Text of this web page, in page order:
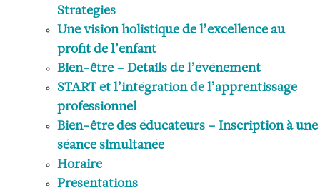
Strategies
Une vision holistique de l’excellence au
profit de l’enfant
Bien-être – Détails de l’événement
START et l’intégration de l’apprentissage
professionnel
Bien-être des éducateurs – Inscription à une
séance simultanée
Horaire
Présentations